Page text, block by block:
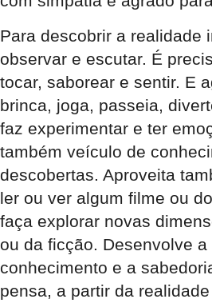
Para descobrir a realidade
observar e escutar. É
tocar, saborear e sentir. E
brinca, joga, passeia,
faz experimentar e ter
também veículo de
descobertas. Aproveita
ler ou ver algum filme ou
faça explorar novas
ou da ficção. Desenvolve
conhecimento e a
pensa, a partir da